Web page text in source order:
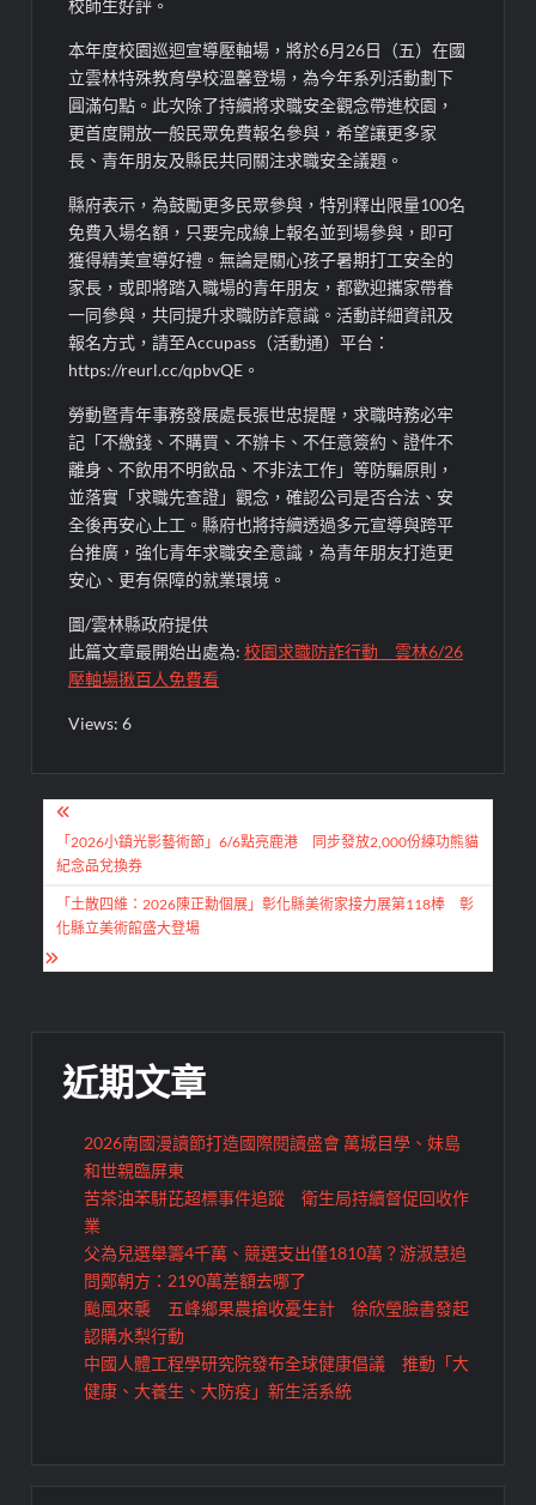
校師生好評。
本年度校園巡迴宣導壓軸場，將於6月26日（五）在國
立雲林特殊教育學校溫馨登場，為今年系列活動劃下
圓滿句點。此次除了持續將求職安全觀念帶進校園，
更首度開放一般民眾免費報名參與，希望讓更多家
長、青年朋友及縣民共同關注求職安全議題。
縣府表示，為鼓勵更多民眾參與，特別釋出限量100名
免費入場名額，只要完成線上報名並到場參與，即可
獲得精美宣導好禮。無論是關心孩子暑期打工安全的
家長，或即將踏入職場的青年朋友，都歡迎攜家帶眷
一同參與，共同提升求職防詐意識。活動詳細資訊及
報名方式，請至Accupass（活動通）平台：
https://reurl.cc/qpbvQE。
勞動暨青年事務發展處長張世忠提醒，求職時務必牢
記「不繳錢、不購買、不辦卡、不任意簽約、證件不
離身、不飲用不明飲品、不非法工作」等防騙原則，
並落實「求職先查證」觀念，確認公司是否合法、安
全後再安心上工。縣府也將持續透過多元宣導與跨平
台推廣，強化青年求職安全意識，為青年朋友打造更
安心、更有保障的就業環境。
圖/雲林縣政府提供
此篇文章最開始出處為:校園求職防詐行動 雲林6/26
壓軸場揪百人免費看
Views: 6
文
章
導
覽
「2026小鎮光影藝術節」6/6點亮鹿港 同步發放2,000份練功熊貓
紀念品兌換券
「土散四維：2026陳正勳個展」彰化縣美術家接力展第118棒 彰
化縣立美術館盛大登場
近期文章
2026南國漫讀節打造國際閱讀盛會 萬城目學、妹島
和世親臨屏東
苦茶油苯駢芘超標事件追蹤 衛生局持續督促回收作
業
父為兒選舉籌4千萬、競選支出僅1810萬？游淑慧追
問鄭朝方：2190萬差額去哪了
颱風來襲 五峰鄉果農搶收憂生計 徐欣瑩臉書發起
認購水梨行動
中國人體工程學研究院發布全球健康倡議 推動「大
健康、大養生、大防疫」新生活系統